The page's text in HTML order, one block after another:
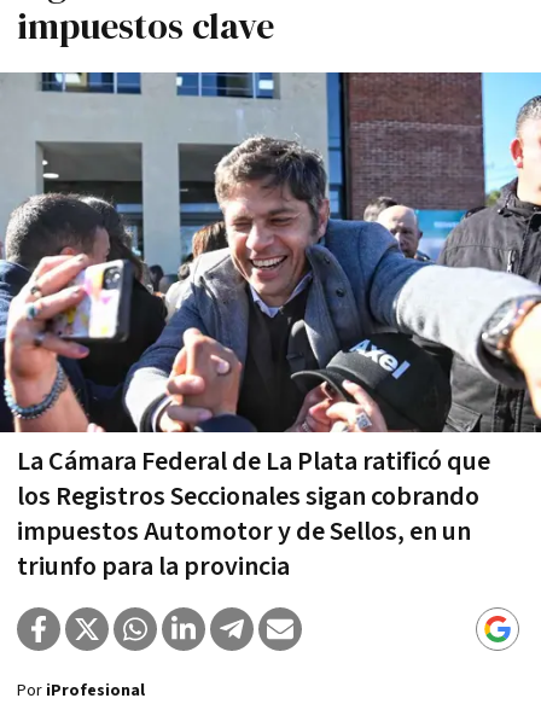
impuestos clave
La Cámara Federal de La Plata ratificó que
los Registros Seccionales sigan cobrando
impuestos Automotor y de Sellos, en un
triunfo para la provincia
Por iProfesional